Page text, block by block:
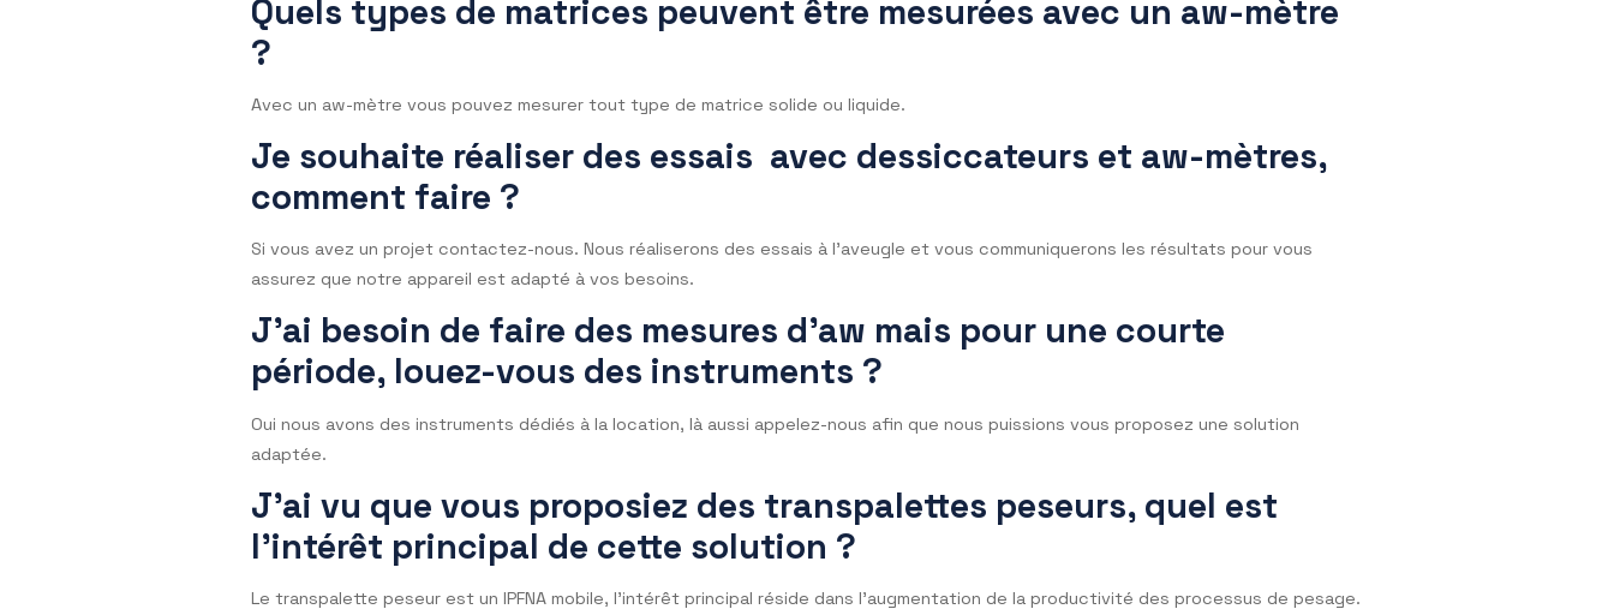
Non, nous attachons beaucoup d’importance à vous répondre de façon très précise. Derrière le chat Precisa France notre opérateur
Precisa France propose des dessiccateurs et des aw-mètres,
qu’elle est la différence ?
Les aw-mètres de la marque NOVASINA permettent de mesurer l’aw (activité de l’’eau). Cela caractérise l’eau libre d’un produit. Les
dessiccateurs permettent de caractériser le taux d’humidité d’un produit. L’aw mètre c’est l’humidité relative (l’eau libre), le
dessiccateur c’est l’humidité absolue (eau libre + eau de constitution).
Quels types de matrices peuvent être mesurées avec un aw-mètre
?
Avec un aw-mètre vous pouvez mesurer tout type de matrice solide ou liquide.
Je souhaite réaliser des essais avec dessiccateurs et aw-mètres,
comment faire ?
Si vous avez un projet contactez-nous. Nous réaliserons des essais à l’aveugle et vous communiquerons les résultats pour vous